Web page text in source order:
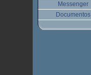
Messenger
Documentos